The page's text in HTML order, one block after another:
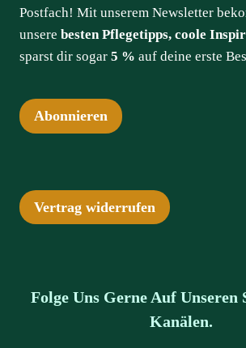
Postfach! Mit unserem Newsletter
unsere besten Pflegetipps, coole
sparst dir sogar 5 % auf deine erste
Abonnieren
Vertrag widerrufen
Folge Uns Gerne Auf Unseren
Kanälen.